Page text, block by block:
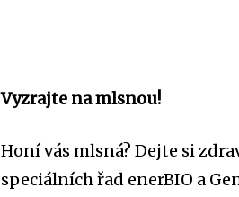
Vyzrajte na mlsnou!
Honí vás mlsná? Dejte si
speciálních řad enerBIO a